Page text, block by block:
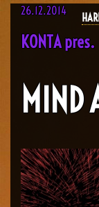
26.12.2014
KONTA pres.
MIND